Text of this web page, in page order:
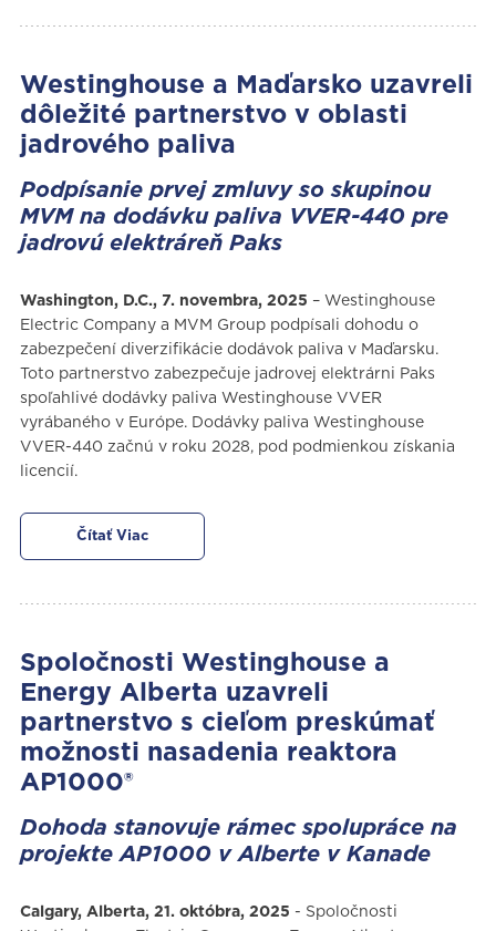
Westinghouse a Maďarsko uzavreli
dôležité partnerstvo v oblasti
jadrového paliva
Podpísanie prvej zmluvy so skupinou
MVM na dodávku paliva VVER-440 pre
jadrovú elektráreň Paks
Washington, D.C., 7. novembra, 2025 – Westinghouse
Electric Company a MVM Group podpísali dohodu o
zabezpečení diverzifikácie dodávok paliva v Maďarsku.
Toto partnerstvo zabezpečuje jadrovej elektrárni Paks
spoľahlivé dodávky paliva Westinghouse VVER
vyrábaného v Európe. Dodávky paliva Westinghouse
VVER-440 začnú v roku 2028, pod podmienkou získania
licencií.
Čítať Viac
Spoločnosti Westinghouse a
Energy Alberta uzavreli
partnerstvo s cieľom preskúmať
možnosti nasadenia reaktora
AP1000®
Dohoda stanovuje rámec spolupráce na
projekte AP1000 v Alberte v Kanade
Calgary, Alberta, 21. októbra, 2025 - Spoločnosti